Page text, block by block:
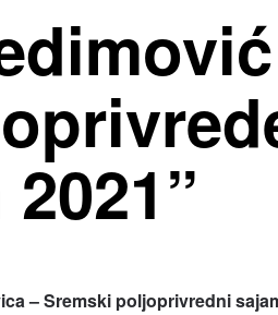
– Sremski poljoprivredni